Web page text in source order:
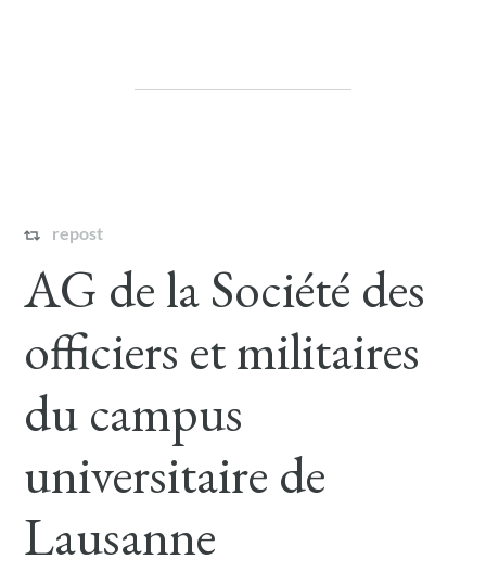
repost
AG de la Société des
officiers et militaires
du campus
universitaire de
Lausanne